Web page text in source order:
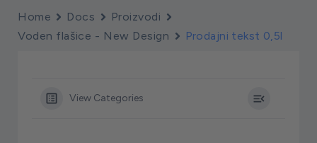
Home Docs
Proizvodi
Voden flašice - New Design
Prodajni tekst 0,5l
View Categories